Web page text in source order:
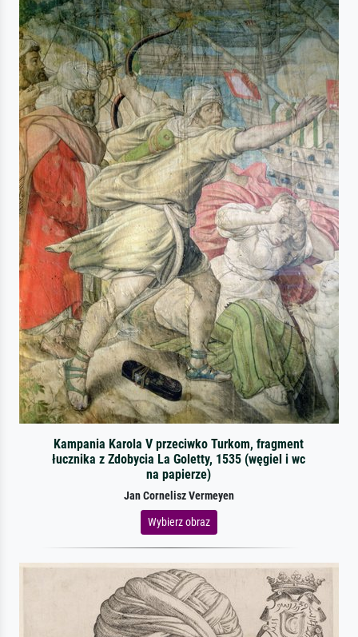
Kampania Karola V przeciwko Turkom, fragment
łucznika z Zdobycia La Goletty, 1535 (węgiel i wc
na papierze)
Jan Cornelisz Vermeyen
Wybierz obraz